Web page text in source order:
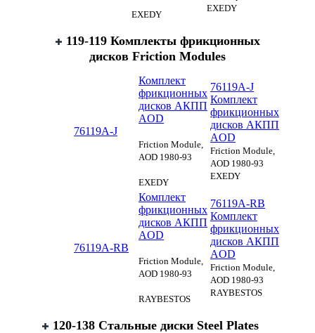
EXEDY
EXEDY
119-119 Комплекты фрикционных
дисков Friction Modules
76119A-J
Комплект
фрикционных
дисков АКПП
AOD
Friction Module,
AOD 1980-93
EXEDY
76119A-J
Комплект
фрикционных
дисков АКПП
AOD
Friction Module,
AOD 1980-93
EXEDY
76119A-RB
Комплект
фрикционных
дисков АКПП
AOD
Friction Module,
AOD 1980-93
RAYBESTOS
76119A-RB
Комплект
фрикционных
дисков АКПП
AOD
Friction Module,
AOD 1980-93
RAYBESTOS
120-138 Стальные диски Steel Plates